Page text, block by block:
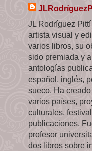
JL Rodríguez Pittí
artista visual y
varios libros, su
sido premiada y
antologías
español, inglés,
sueco. Ha
varios países,
culturales,
publicaciones.
profesor
dos libros sobre